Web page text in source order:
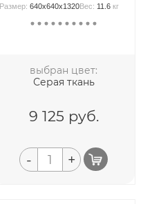
Размер:640x640x1320Вес: 11.6 кг
выбран цвет:
Серая ткань
9 125 руб.
- +